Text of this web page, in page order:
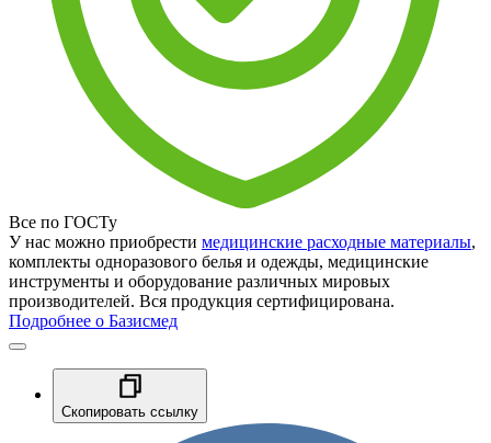
Все по ГОСТу
У нас можно приобрести медицинские расходные материалы,
комплекты одноразового белья и одежды, медицинские
инструменты и оборудование различных мировых
производителей. Вся продукция сертифицирована.
Подробнее о Базисмед
Скопировать ссылку